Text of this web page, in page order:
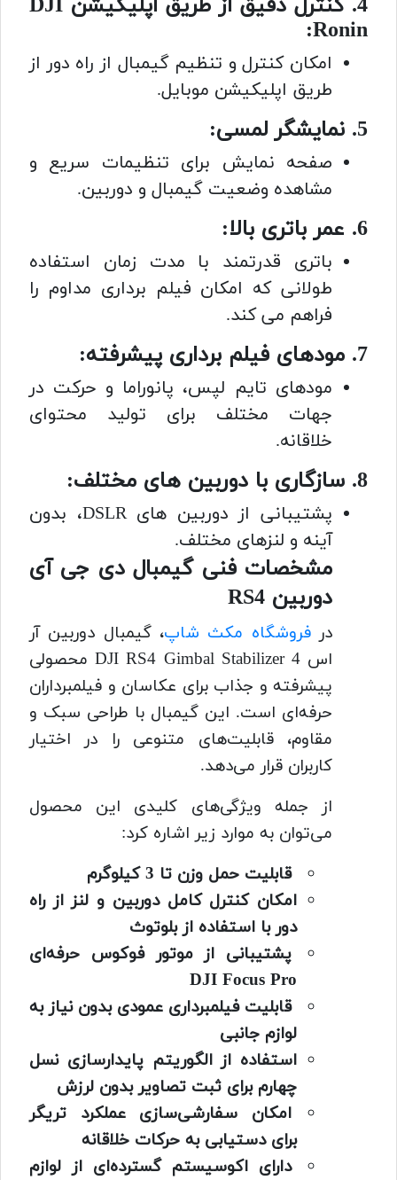
Ronin:
امکان کنترل و تنظیم گیمبال از راه دور از
طریق اپلیکیشن موبایل.
5. نمایشگر لمسی:
صفحه نمایش برای تنظیمات سریع و
مشاهده وضعیت گیمبال و دوربین.
6. عمر باتری بالا:
باتری قدرتمند با مدت زمان استفاده
طولانی که امکان فیلم برداری مداوم را
فراهم می کند.
7. مودهای فیلم برداری پیشرفته:
مودهای تایم لپس، پانوراما و حرکت در
جهات مختلف برای تولید محتوای
خلاقانه.
8. سازگاری با دوربین های مختلف:
پشتیبانی از دوربین های DSLR، بدون
آینه و لنزهای مختلف.
مشخصات فنی گیمبال دی جی آی
دوربین RS4
درفروشگاه مکث شاپ، گیمبال دوربین آر
اس 4 DJI RS4 Gimbal Stabilizer محصولی
پیشرفته و جذاب برای عکاسان و فیلمبرداران
حرفه‌ای است. این گیمبال با طراحی سبک و
مقاوم، قابلیت‌های متنوعی را در اختیار
کاربران قرار می‌دهد.
از جمله ویژگی‌های کلیدی این محصول
می‌توان به موارد زیر اشاره کرد:
قابلیت حمل وزن تا 3 کیلوگرم
امکان کنترل کامل دوربین و لنز از راه
دور با استفاده از بلوتوث
پشتیبانی از موتور فوکوس حرفه‌ای
DJI Focus Pro
قابلیت فیلمبرداری عمودی بدون نیاز به
لوازم جانبی
استفاده از الگوریتم پایدارسازی نسل
چهارم برای ثبت تصاویر بدون لرزش
امکان سفارشی‌سازی عملکرد تریگر
برای دستیابی به حرکات خلاقانه
دارای اکوسیستم گسترده‌ای از لوازم